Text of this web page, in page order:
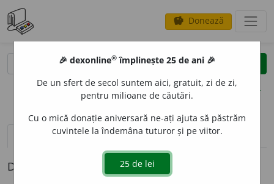
savings Donează
clear
opțiuni
definiții (1) pronunțievolume_up (30)
Definiția cu ID-ul 333512:
🎉 dexonline® împlinește 25 de ani 🎉
De un sfert de secol suntem aici, gratuit, zi de zi,
pentru milioane de căutări.
Cu o mică donație aniversară ne-ați ajuta să păstrăm
cuvintele la îndemâna tuturor și pe viitor.